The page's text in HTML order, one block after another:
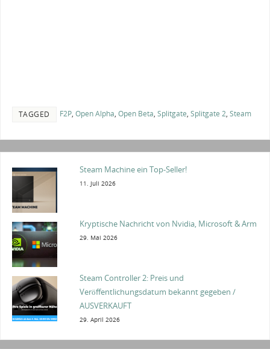
TAGGED F2P, Open Alpha, Open Beta, Splitgate, Splitgate 2, Steam
Steam Machine ein Top-Seller!
11. Juli 2026
Kryptische Nachricht von Nvidia, Microsoft & Arm
29. Mai 2026
Steam Controller 2: Preis und
Veröffentlichungsdatum bekannt gegeben /
AUSVERKAUFT
29. April 2026